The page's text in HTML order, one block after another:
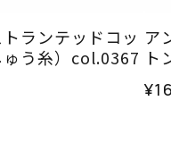
ランテッドコッ
ゅう糸）col.0367
ア
ト